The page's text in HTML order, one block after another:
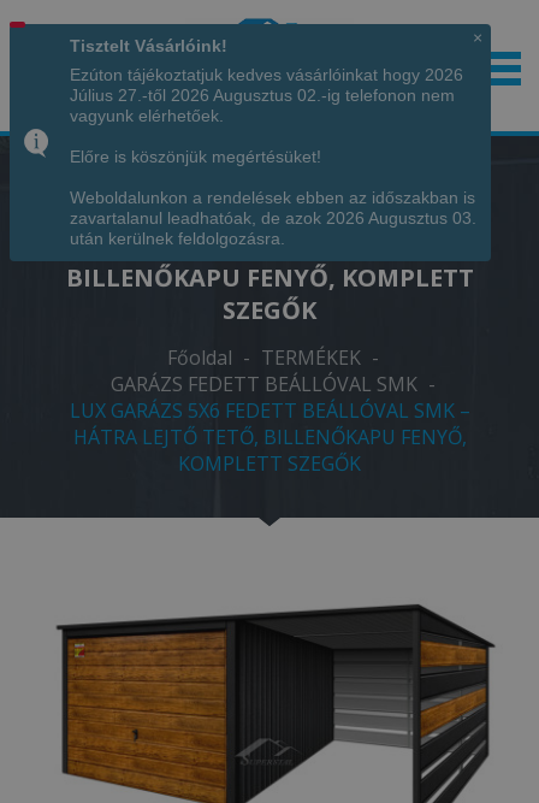
Hívjon minket!+36 70 7342034
LUX GARÁZS 5X6 FEDETT BEÁLLÓVAL
SMK – HÁTRA LEJTŐ TETŐ,
BILLENŐKAPU FENYŐ, KOMPLETT
SZEGŐK
Főoldal - TERMÉKEK -
GARÁZS FEDETT BEÁLLÓVAL SMK -
LUX GARÁZS 5X6 FEDETT BEÁLLÓVAL SMK –
HÁTRA LEJTŐ TETŐ, BILLENŐKAPU FENYŐ,
KOMPLETT SZEGŐK
×
Tisztelt Vásárlóink!
Ezúton tájékoztatjuk kedves vásárlóinkat hogy 2026
Július 27.-től 2026 Augusztus 02.-ig telefonon nem
vagyunk elérhetőek.
Előre is köszönjük megértésüket!
Weboldalunkon a rendelések ebben az időszakban is
zavartalanul leadhatóak, de azok 2026 Augusztus 03.
után kerülnek feldolgozásra.